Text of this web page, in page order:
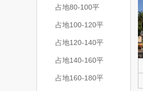
占地80-100平
占地100-120平
占地120-140平
占地140-160平
占地160-180平